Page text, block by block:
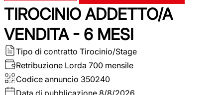
TIROCINIO ADDETTO/A
VENDITA - 6 MESI
Tipo di contratto Tirocinio/Stage
Retribuzione Lorda 700 mensile
Codice annuncio 350240
Data di pubblicazione 8/8/2026